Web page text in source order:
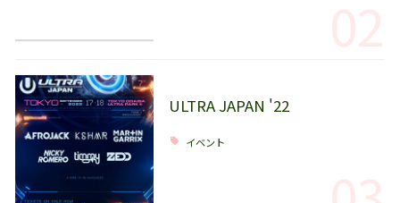
ULTRA JAPAN '22
イベント